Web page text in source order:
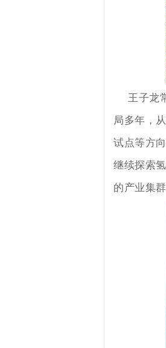
王子龙
局多年，
试点等方
继续探索
的产业集